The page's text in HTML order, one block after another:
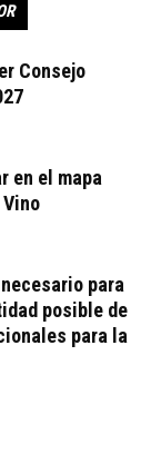
Consejo
en el mapa
para
posible de
para la